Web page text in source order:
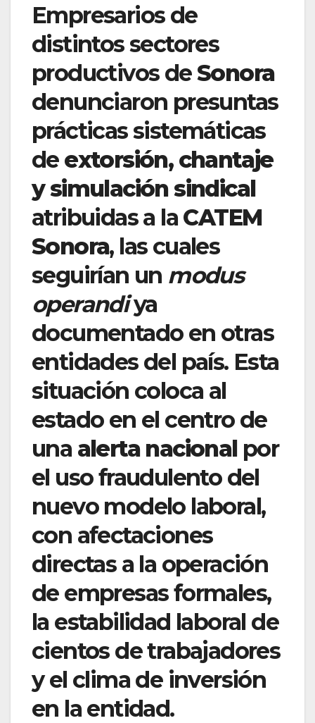
Empresarios de
distintos sectores
productivos deSonora
denunciaron presuntas
prácticas sistemáticas
de extorsión, chantaje
y simulación sindical
atribuidas a la CATEM
Sonora, las cuales
seguirían un modus
operandiya
documentado en otras
entidades del país. Esta
situación coloca al
estado en el centro de
una alerta nacionalpor
el uso fraudulento del
nuevo modelo laboral,
con afectaciones
directas a la operación
de empresas formales,
la estabilidad laboral de
cientos de trabajadores
y el clima de inversión
en la entidad.